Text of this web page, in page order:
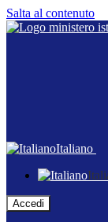
Salta al contenuto
Italiano
Accedi